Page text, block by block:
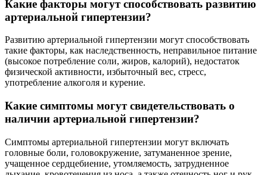
Какие факторы могут способствовать развитию
артериальной гипертензии?
Развитию артериальной гипертензии могут способствовать
такие факторы, как наследственность, неправильное питание
(высокое потребление соли, жиров, калорий), недостаток
физической активности, избыточный вес, стресс,
употребление алкоголя и курение.
Какие симптомы могут свидетельствовать о
наличии артериальной гипертензии?
Симптомы артериальной гипертензии могут включать
головные боли, головокружение, затуманенное зрение,
учащенное сердцебиение, утомляемость, затрудненное